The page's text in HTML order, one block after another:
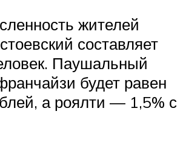
жителей
составляет
Паушальный
будет равен
а роялти — 1,5% с